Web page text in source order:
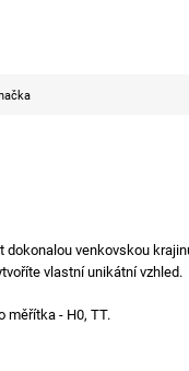
dokonalou venkovskou
vlastní unikátní vzhled.
měřítka - H0, TT.